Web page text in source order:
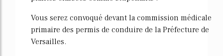
Vous serez convoqué devant la commission médicale
primaire des permis de conduire de la Préfecture de
Versailles.